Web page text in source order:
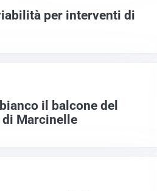
per interventi di
il balcone del
Marcinelle